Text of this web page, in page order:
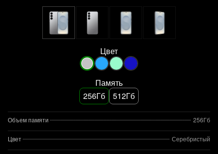
Цвет
Память
256Гб
512Гб
Объем памяти 256Гб
Цвет Серебристый